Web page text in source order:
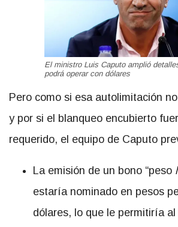
El ministro Luis Caputo amplió
podrá operar con dólares
Pero como si esa autolimitación
y por si el blanqueo encubierto
requerido, el equipo de Caputo
La emisión de un bono “peso
estaría nominado en pesos
dólares, lo que le permitiría